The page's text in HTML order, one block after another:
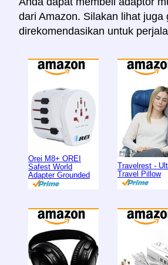
dari Amazon. Silakan lihat juga
direkomendasikan untuk
Orei M8+ OREI
Safest World
Adapter Grounded
Travelrest -
Travel Pillow